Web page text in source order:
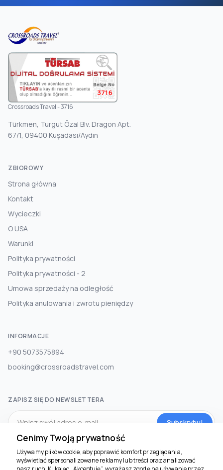
3716
Crossroads Travel - 3716
Türkmen, Turgut Özal Blv. Dragon Apt.
67/1, 09400 Kuşadası/Aydın
ZBIOROWY
Strona główna
Kontakt
Wycieczki
O USA
Warunki
Polityka prywatności
Polityka prywatności - 2
Umowa sprzedaży na odległość
Polityka anulowania i zwrotu pieniędzy
INFORMACJE
+90 5073575894
booking@crossroadstravel.com
ZAPISZ SIĘ DO NEWSLETTERA
Subskrybuj
MEDIA SPOŁECZNOŚCIOWE
Cenimy Twoją prywatność
Używamy plików cookie, aby poprawić komfort przeglądania,
wyświetlać spersonalizowane reklamy lub treści oraz analizować